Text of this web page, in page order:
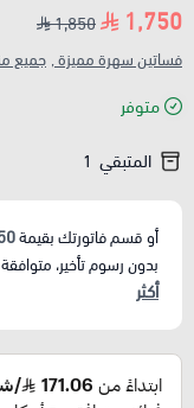
1,750
1,850
فساتين سهرة مميزة , جميع
متوفر
المتبقي 1
أو قسم فاتورتك بقيمة
بدون رسوم تأخير،
أكثر